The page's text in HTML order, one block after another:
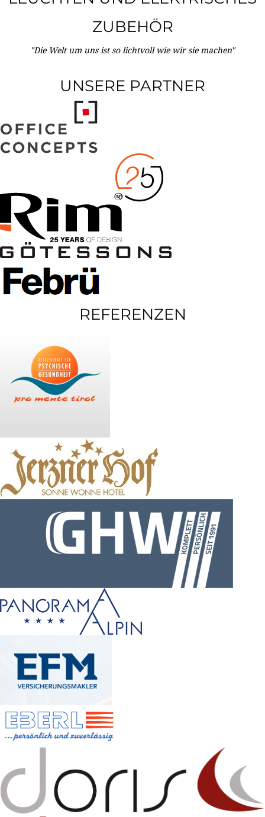
ZUBEHÖR
"Die Welt um uns ist so lichtvoll wie wir sie machen"
UNSERE PARTNER
REFERENZEN